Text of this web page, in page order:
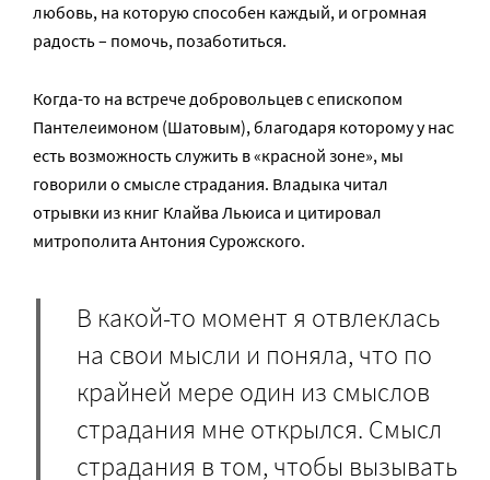
любовь, на которую способен каждый, и огромная
радость – помочь, позаботиться.
Когда-то на встрече добровольцев с епископом
Пантелеимоном (Шатовым), благодаря которому у нас
есть возможность служить в «красной зоне», мы
говорили о смысле страдания. Владыка читал
отрывки из книг Клайва Льюиса и цитировал
митрополита Антония Сурожского.
В какой-то момент я отвлеклась
на свои мысли и поняла, что по
крайней мере один из смыслов
страдания мне открылся. Смысл
страдания в том, чтобы вызывать